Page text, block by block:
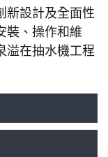
新設計及全面性
裝、操作和維
溢在抽水機工程